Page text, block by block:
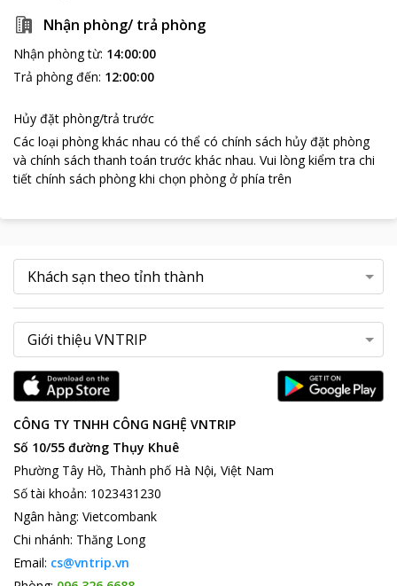
Nhận phòng/ trả phòng
Nhận phòng từ: 14:00:00
Trả phòng đến: 12:00:00
Hủy đặt phòng/trả trước
Các loại phòng khác nhau có thể có chính sách hủy đặt phòng
và chính sách thanh toán trước khác nhau. Vui lòng kiểm tra chi
tiết chính sách phòng khi chọn phòng ở phía trên
CÔNG TY TNHH CÔNG NGHỆ VNTRIP
Số 10/55 đường Thụy Khuê
Phường Tây Hồ, Thành phố Hà Nội, Việt Nam
Số tài khoản: 1023431230
Ngân hàng: Vietcombank
Chi nhánh: Thăng Long
Email: cs@vntrip.vn